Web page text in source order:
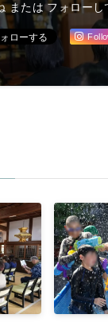
または フォローし